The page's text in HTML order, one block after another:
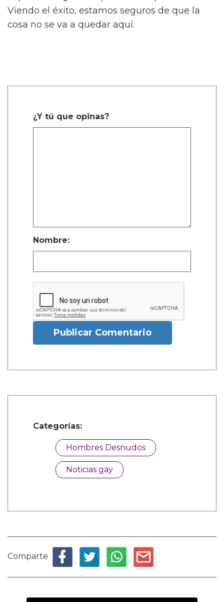
Viendo el éxito, estamos seguros de que la
cosa no se va a quedar aquí.
¿Y tú que opinas?
Nombre:
Publicar Comentario
Categorías:
Hombres Desnudos
Noticias gay
Comparte